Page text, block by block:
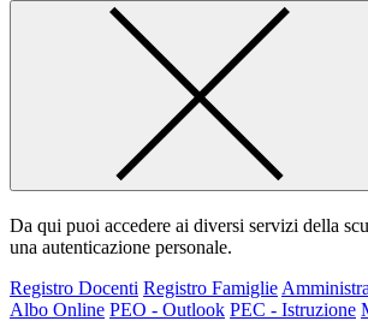
Da qui puoi accedere ai diversi servizi della
una autenticazione personale.
Registro Docenti Registro Famiglie
Albo Online PEO - Outlook PEC - Istruzione